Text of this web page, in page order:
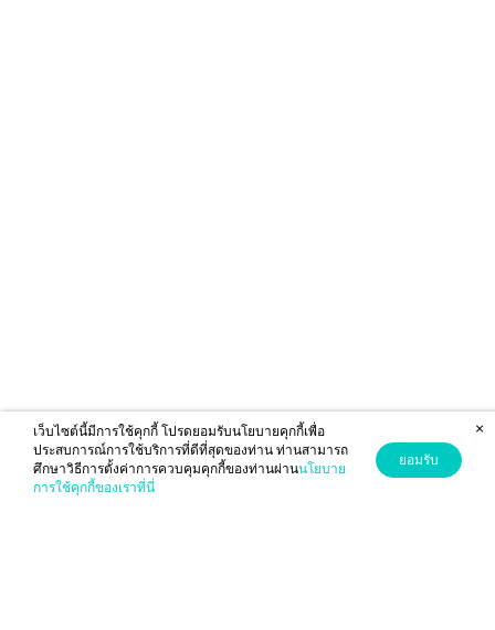
เว็บไซต์นี้มีการใช้คุกกี้ โปรดยอมรับนโยบายคุกกี้เพื่อ
ประสบการณ์การใช้บริการที่ดีที่สุดของท่าน ท่านสามารถ
ศึกษาวิธีการตั้งค่าการควบคุมคุกกี้ของท่านผ่านนโยบาย
การใช้คุกกี้ของเราที่นี่
ยอมรับ
×